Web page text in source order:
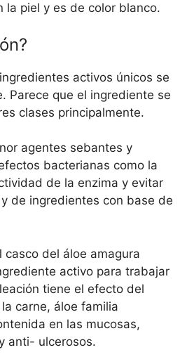
la piel y es de color blanco.
activos únicos se
Parece que el ingrediente se
clases principalmente.
agentes sebantes y
bacterianas como la
de la enzima y evitar
de ingredientes con base de
casco del áloe amagura
activo para trabajar
tiene el efecto del
carne, áloe familia
en las mucosas,
anti- ulcerosos.